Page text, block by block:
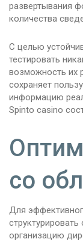
развертывания
количества
С целью
тестировать
возможность их
сохраняет
информацию
Spinto casino
со
Для
организацию